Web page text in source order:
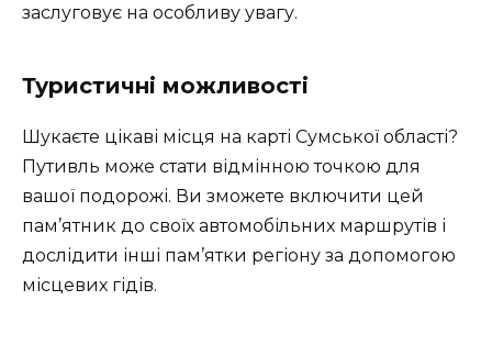
заслуговує на особливу увагу.
Туристичні можливості
Шукаєте цікаві місця на карті Сумської області?
Путивль може стати відмінною точкою для
вашої подорожі. Ви зможете включити цей
пам’ятник до своїх автомобільних маршрутів і
дослідити інші пам’ятки регіону за допомогою
місцевих гідів.